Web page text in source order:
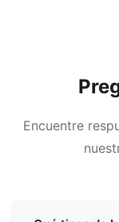
Encuentre